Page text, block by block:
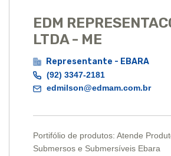
EDM
LTDA - ME
Representante - EBARA
(92) 3347-2181
edmilson@edmam.com.br
Portifólio de produtos: Atende
Submersos e Submersíveis Ebara